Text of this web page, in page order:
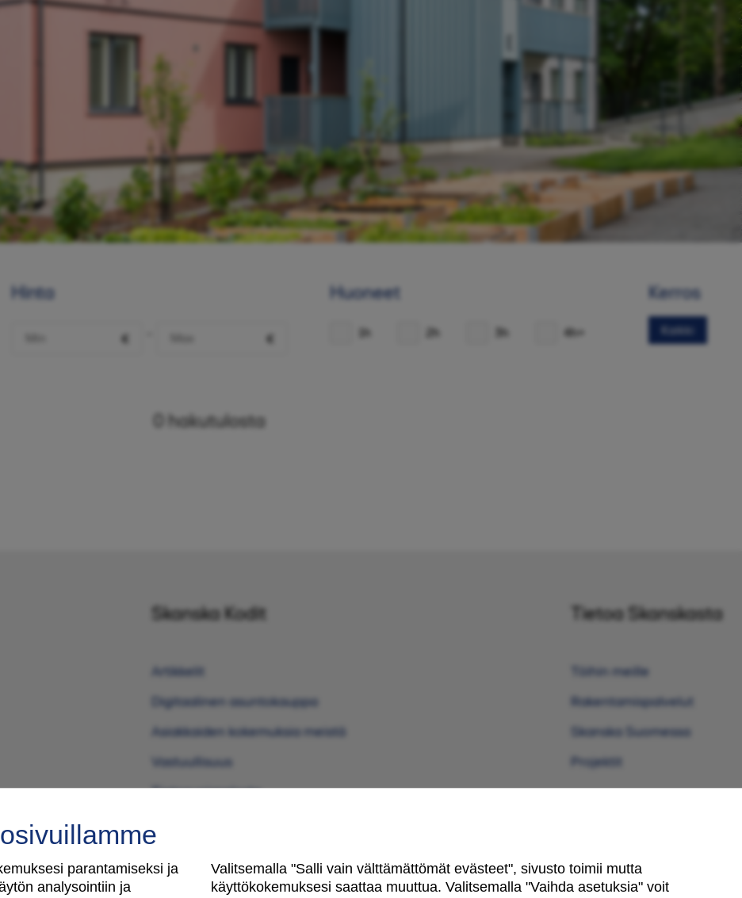
Hinta
€ €
Huoneet
3h 4h+
Kerros
Kaikki
hakutulosta
Skanska Kodit
Artikkelit
Digitaalinen asuntokauppa
Asiakkaiden kokemuksia meistä
Vastuullisuus
Tietosuojaseloste
Saavutettavuusseloste
Tietoa Skanskasta
Töihin meille
Rakentamispalvelut
Skanska Suomessa
Projektit
parantamiseksi ja
analysointiin ja
Valitsemalla "Salli vain välttämättömät evästeet", sivusto toimii mutta
käyttökokemuksesi saattaa muuttua. Valitsemalla "Vaihda asetuksia" voit